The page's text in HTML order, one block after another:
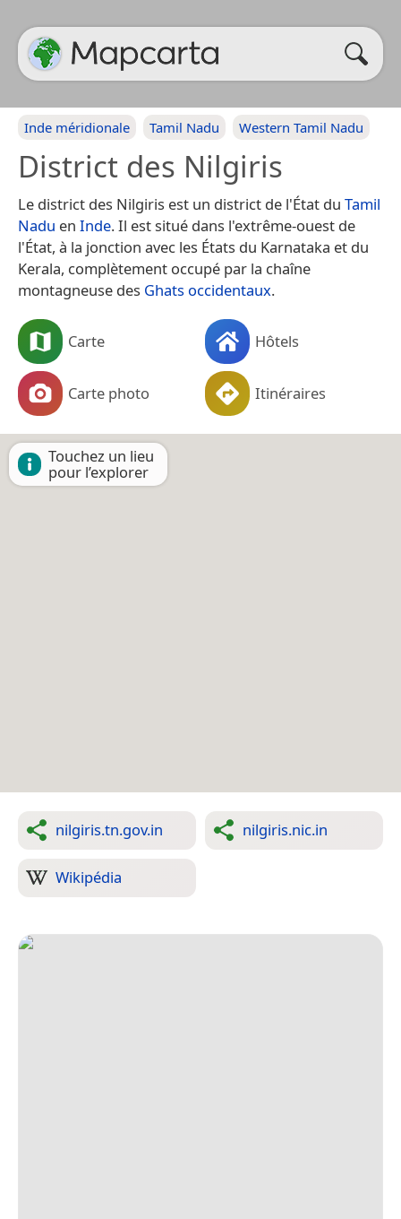
Inde méridionale Tamil Nadu Western Tamil Nadu
District des Nilgiris
Le district des Nilgiris est un district de l'État du Tamil
Nadu en Inde. Il est situé dans l'extrême-ouest de
l'État, à la jonction avec les États du Karnataka et du
Kerala, complètement occupé par la chaîne
montagneuse des Ghats occidentaux.
Carte Hôtels
Carte photo Itinéraires
Touchez un lieu
pour l’explorer
nilgiris.tn.gov.in nilgiris.nic.in
Wikipédia